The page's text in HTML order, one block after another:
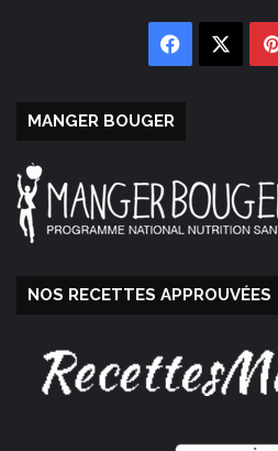
Facebook
MANGER BOUGER
NOS RECETTES APPROUVÉES